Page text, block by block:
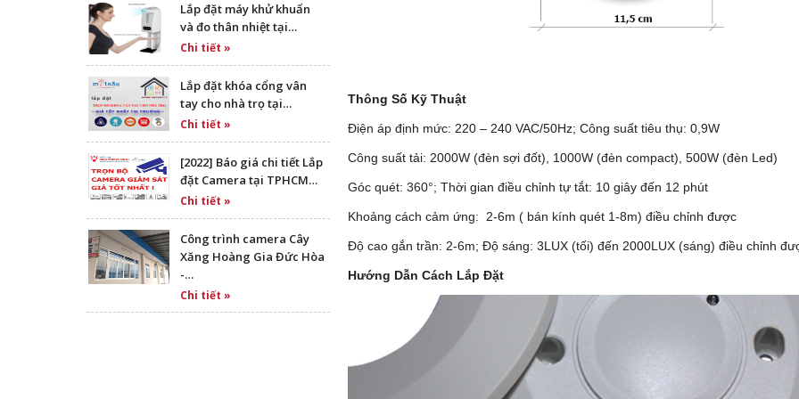
Lắp đặt máy khử khuẩn
và đo thân nhiệt tại…
Chi tiết »
Lắp đặt khóa cổng vân
tay cho nhà trọ tại…
Chi tiết »
[2022] Báo giá chi tiết Lắp
đặt Camera tại TPHCM…
Chi tiết »
Công trình camera Cây
Xăng Hoàng Gia Đức Hòa
-…
Chi tiết »
Thông Số Kỹ Thuật
Điện áp định mức: 220 – 240 VAC/50Hz; Công suất tiêu thụ: 0,9W
Công suất tải: 2000W (đèn sợi đốt), 1000W (đèn compact), 500W (đèn Led)
Góc quét: 360°; Thời gian điều chỉnh tự tắt: 10 giây đến 12 phút
Khoảng cách cảm ứng: 2-6m ( bán kính quét 1-8m) điều chỉnh được
Độ cao gắn trần: 2-6m; Độ sáng: 3LUX (tối) đến 2000LUX (sáng) điều chỉnh
Hướng Dẫn Cách Lắp Đặt